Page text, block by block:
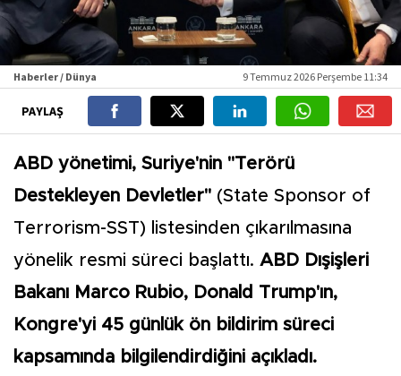
Haberler / Dünya 9 Temmuz 2026 Perşembe 11:34
PAYLAŞ
ABD yönetimi, Suriye'nin "Terörü
Destekleyen Devletler" (State Sponsor of
Terrorism-SST) listesinden çıkarılmasına
yönelik resmi süreci başlattı. ABD Dışişleri
Bakanı Marco Rubio, Donald Trump'ın,
Kongre'yi 45 günlük ön bildirim süreci
kapsamında bilgilendirdiğini açıkladı.